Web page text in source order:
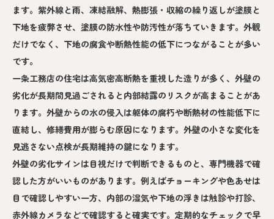
ます。紫外線と雨、凍結融解、熱膨張・収縮の繰り返しが塗膜と
下地を疲弊させ、塗膜の防水性や防汚性が落ちていきます。外観
だけでなく、下地の腐食や断熱性能の低下につながることが多い
です。
一条工務店の住宅は高気密高断熱を重視した造りが多く、外壁の
劣化が長期間見過ごされると内部結露のリスクが高まることがあ
ります。外壁からの水の侵入は躯体の腐朽や断熱材の性能低下に
直結し、修繕費用が膨らむ原因になります。外壁の小さな変化を
見逃さない点検が長期維持の鍵になります。
外壁の劣化サインは目視だけで判断できるものと、専門機器で確
認した方がいいものがあります。例えばチョーキングや色あせは
目で確認しやすい一方、内部の湿気や下地の浮きは触診や打診、
赤外線カメラなどで確認すると確実です。定期的なチェックで早